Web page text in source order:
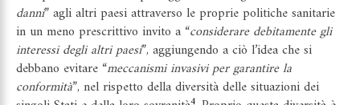
danni” agli altri paesi attraverso le proprie politiche sanitarie
in un meno prescrittivo invito a “considerare debitamente gli
interessi degli altri paesi”, aggiungendo a ciò l’idea che si
debbano evitare “meccanismi invasivi per garantire la
conformità”, nel rispetto della diversità delle situazioni dei